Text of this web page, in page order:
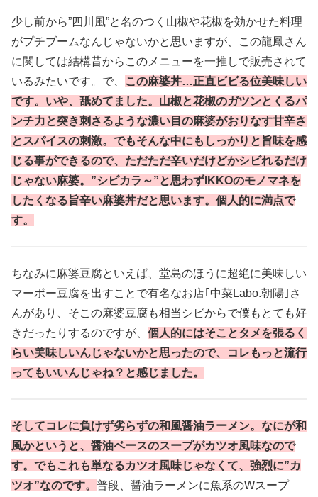
少し前から”四川風”と名のつく山椒や花椒を効かせた料理
がプチブームなんじゃないかと思いますが、この龍鳳さん
に関しては結構昔からこのメニューを一推しで販売されて
いるみたいです。で、
この麻婆丼…正直ビビる位美味しい
です。いや、舐めてました。山椒と花椒のガツンとくるパ
ンチ力と突き刺さるような濃い目の麻婆がおりなす甘辛さ
とスパイスの刺激。でもそんな中にもしっかりと旨味を感
じる事ができるので、ただただ辛いだけどかシビれるだけ
じゃない麻婆。”シビカラ～”と思わずIKKOのモノマネを
したくなる旨辛い麻婆丼だと思います。個人的に満点で
す。
ちなみに麻婆豆腐といえば、堂島のほうに超絶に美味しい
マーボー豆腐を出すことで有名なお店｢中菜Labo.朝陽｣さ
んがあり、そこの麻婆豆腐も相当シビからで僕もとても好
きだったりするのですが、 個人的にはそことタメを張るく
らい美味しいんじゃないかと思ったので、コレもっと流行
ってもいいんじゃね？と感じました。
そしてコレに負けず劣らずの和風醤油ラーメン。なにが和
風かというと、醤油ベースのスープがカツオ風味なので
す。でもこれも単なるカツオ風味じゃなくて、強烈に”カ
ツオ”なのです。 普段、醤油ラーメンに魚系のWスープ